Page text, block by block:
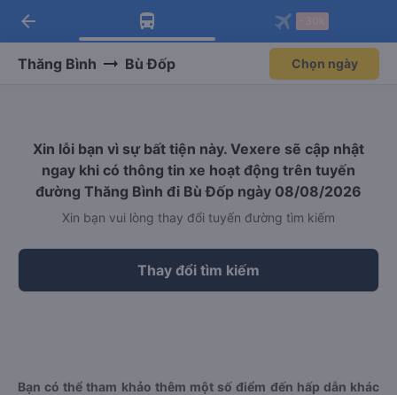
Tải app Vexere ngay!
Nhận ưu đãi thành viên độc
Mở app
Tải app Vexere
-30k/ghế khi đặt vé máy bay qua
Mở app
arrow_back
Thăng Bình Bù Đốp Chọn ngày
Xin lỗi bạn vì sự bất tiện này. Vexere sẽ cập nhật
ngay khi có thông tin xe hoạt động trên tuyến
đường Thăng Bình đi Bù Đốp ngày 08/08/2026
Xin bạn vui lòng thay đổi tuyến đường tìm kiếm
Thay đổi tìm kiếm
Bạn có thể tham khảo thêm một số điểm đến hấp dẫn khác